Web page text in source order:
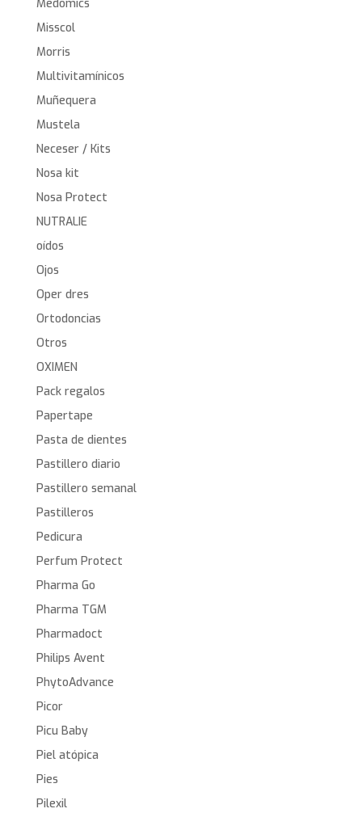
Medomics
Misscol
Morris
Multivitamínicos
Muñequera
Mustela
Neceser / Kits
Nosa kit
Nosa Protect
NUTRALIE
oídos
Ojos
Oper dres
Ortodoncias
Otros
OXIMEN
Pack regalos
Papertape
Pasta de dientes
Pastillero diario
Pastillero semanal
Pastilleros
Pedicura
Perfum Protect
Pharma Go
Pharma TGM
Pharmadoct
Philips Avent
PhytoAdvance
Picor
Picu Baby
Piel atópica
Pies
Pilexil